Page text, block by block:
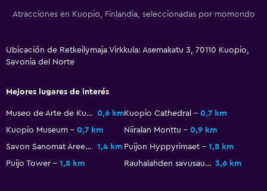
Atracciones en Kuopio, Finlandia, seleccionadas por momondo
Ubicación de Retkeilymaja Virkkula: Asemakatu 3, 70110 Kuopio,
Savonia del Norte
Mejores lugares de interés
Museo de Arte de Kuopio 0,6 kmKuopio Cathedral
0,7 km
Kuopio Museum
0,7 km Niiralan Monttu
0,9 km
Savon Sanomat Areena
1,4 km Puijon Hyppyrimaet
1,8 km
Puijo Tower
1,8 km Rauhalahden savusauna 3,6 km